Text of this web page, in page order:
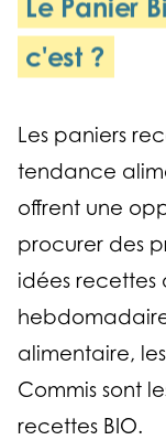
Le Panier
c'est ?
Les paniers
tendance
offrent une
procurer des
idées recettes
alimentaire,
Commis sont
recettes BIO.